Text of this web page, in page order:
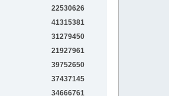
22530626
41315381
31279450
21927961
39752650
37437145
34666761